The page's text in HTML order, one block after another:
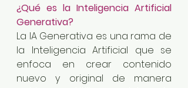
¿Qué es la Inteligencia Artificial
Generativa?
La IA Generativa es una rama de
la Inteligencia Artificial que se
enfoca en crear contenido
nuevo y original de manera